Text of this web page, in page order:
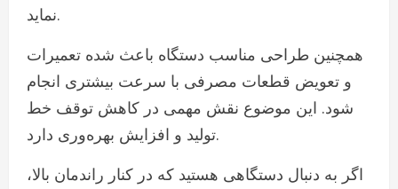
نماید.
همچنین طراحی مناسب دستگاه باعث شده تعمیرات
و تعویض قطعات مصرفی با سرعت بیشتری انجام
شود. این موضوع نقش مهمی در کاهش توقف خط
تولید و افزایش بهره‌وری دارد.
اگر به دنبال دستگاهی هستید که در کنار راندمان بالا،